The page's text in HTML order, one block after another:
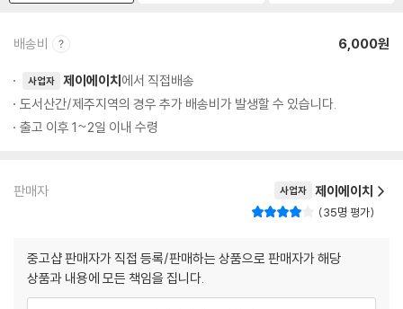
배송비 6,000원
사업자 제이에이치에서 직접배송
도서산간/제주지역의 경우 추가 배송비가 발생할 수 있습니다.
출고 이후 1~2일 이내 수령
판매자 사업자 제이에이치
35명 평가
중고샵 판매자가 직접 등록/판매하는 상품으로 판매자가 해당
상품과 내용에 모든 책임을 집니다.